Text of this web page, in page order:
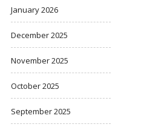
January 2026
December 2025
November 2025
October 2025
September 2025